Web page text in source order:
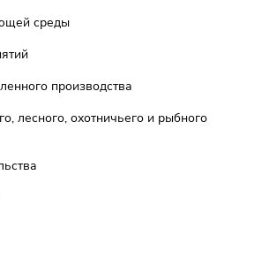
среды
производства
лесного, охотничьего и рыбного